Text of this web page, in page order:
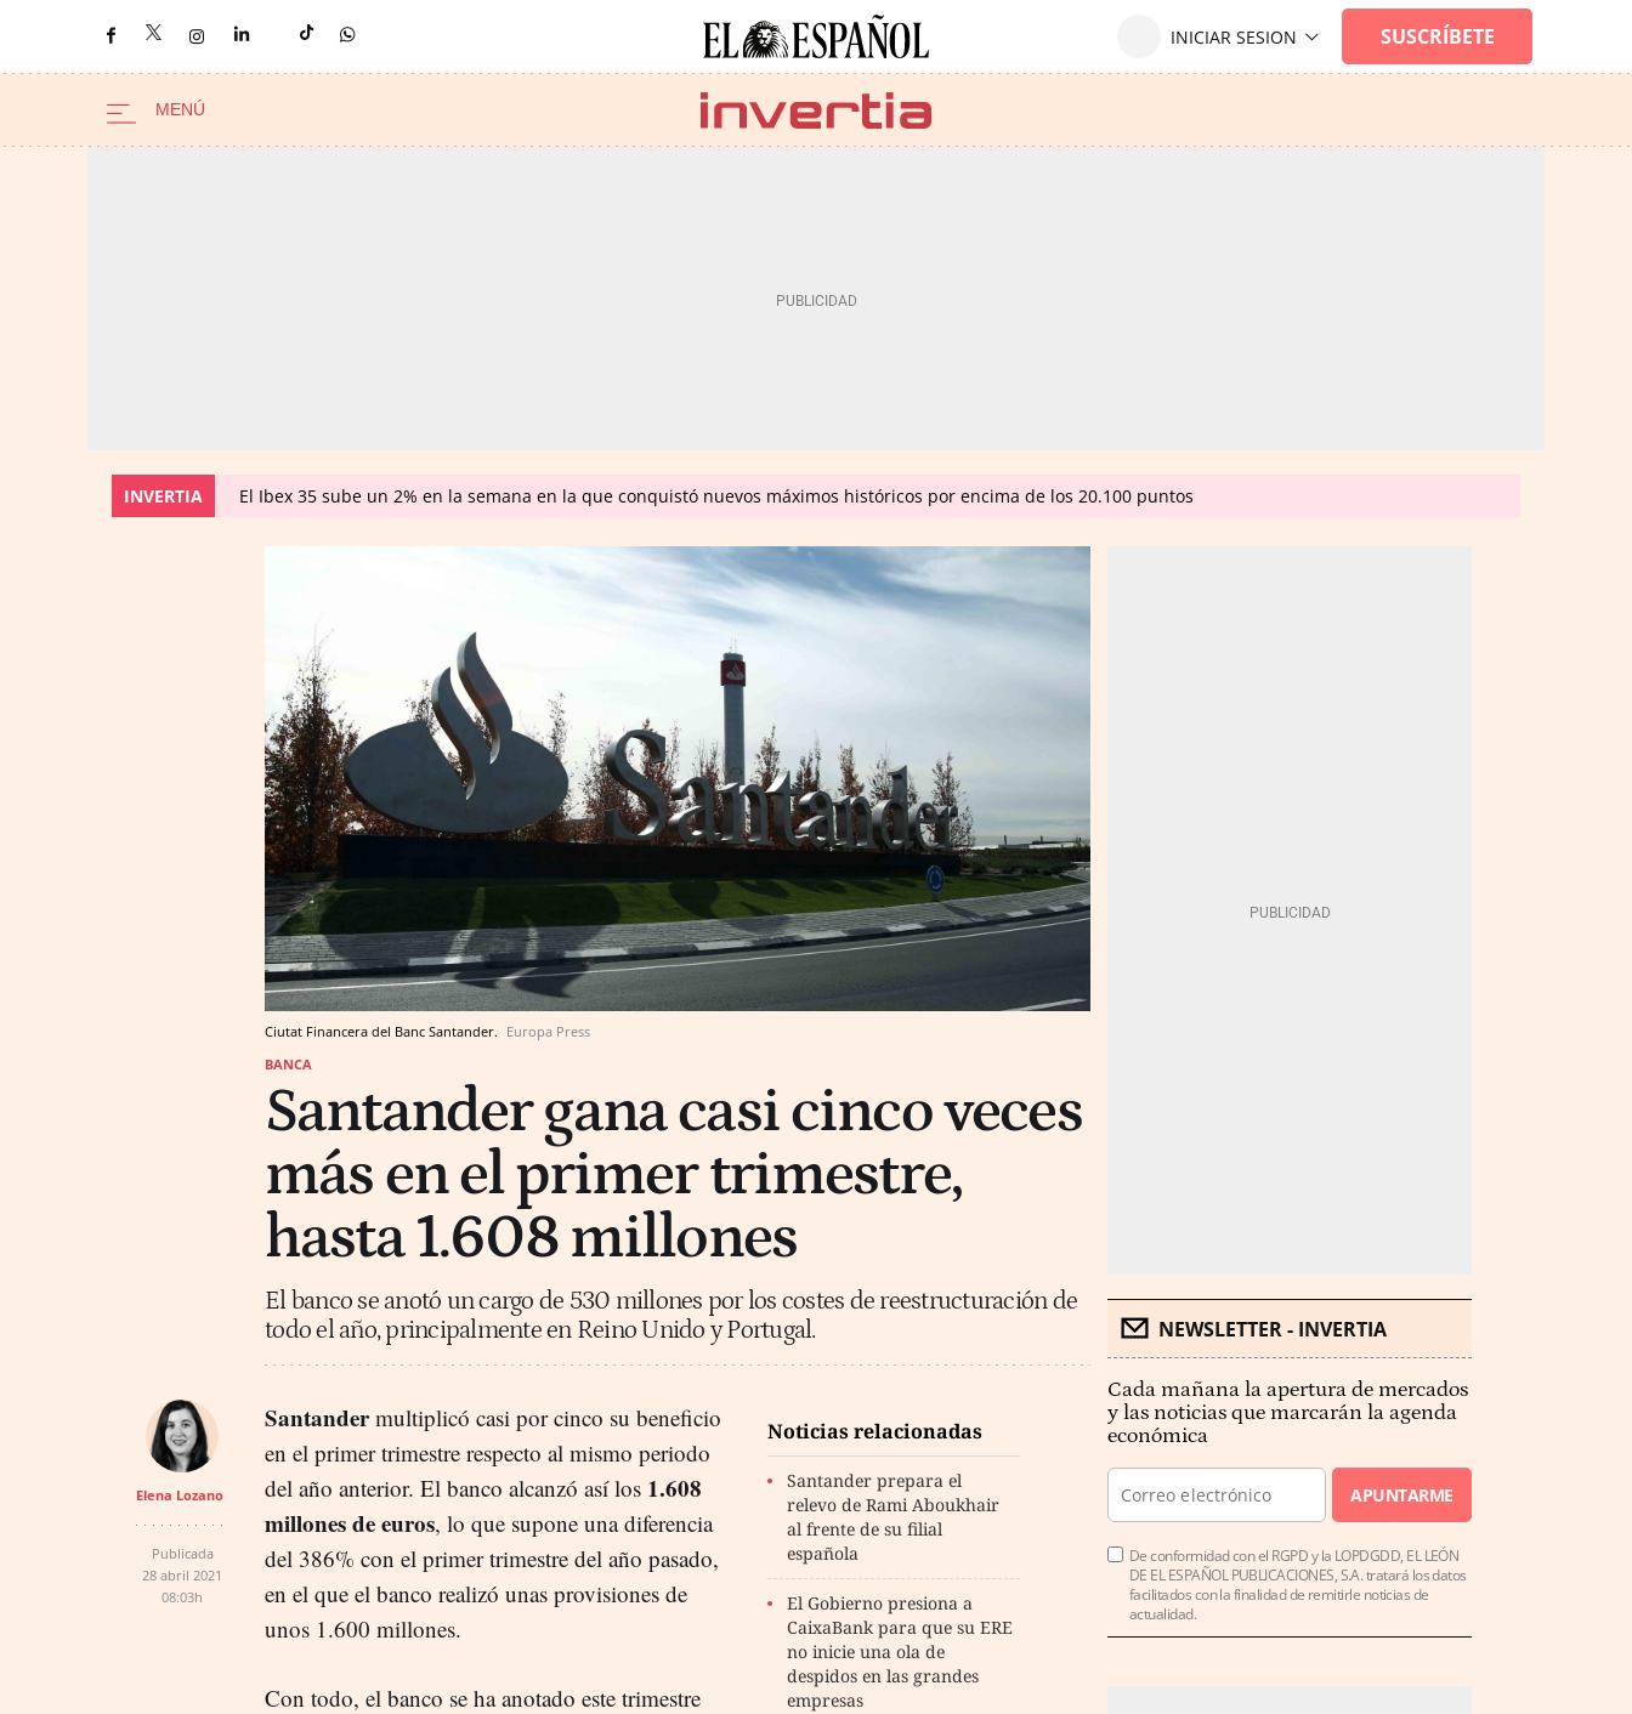
INVERTIA El Ibex 35 sube un 2% en la semana en la que conquistó nuevos máximos históricos por encima de los 20.100 puntos
Ciutat Financera del Banc Santander. Europa Press
BANCA
Santander gana casi cinco veces
más en el primer trimestre,
hasta 1.608 millones
El banco se anotó un cargo de 530 millones por los costes de reestructuración de
todo el año, principalmente en Reino Unido y Portugal.
Elena Lozano
Publicada
28 abril 2021
08:03h
Noticias relacionadas
Santander prepara el
relevo de Rami Aboukhair
al frente de su filial
española
El Gobierno presiona a
CaixaBank para que su ERE
no inicie una ola de
despidos en las grandes
empresas
Santandermultiplicó casi por cinco su beneficio
en el primer trimestre respecto al mismo periodo
del año anterior. El banco alcanzó así los 1.608
millones de euros, lo que supone una diferencia
del 386% con el primer trimestre del año pasado,
en el que el banco realizó unas provisiones de
unos 1.600 millones.
Con todo, el banco se ha anotado este trimestre
NEWSLETTER - INVERTIA
Cada mañana la apertura de mercados
y las noticias que marcarán la agenda
económica
APUNTARME
De conformidad con el RGPD y la LOPDGDD, EL LEÓN
DE EL ESPAÑOL PUBLICACIONES, S.A. tratará los datos
facilitados con la finalidad de remitirle noticias de
actualidad.